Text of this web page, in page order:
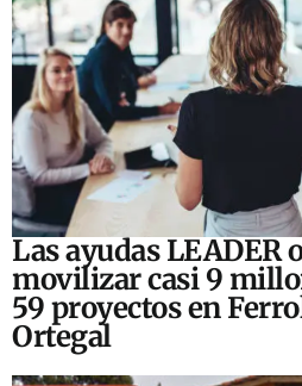
Las ayudas LEADER
movilizar casi 9
59 proyectos en
Ortegal